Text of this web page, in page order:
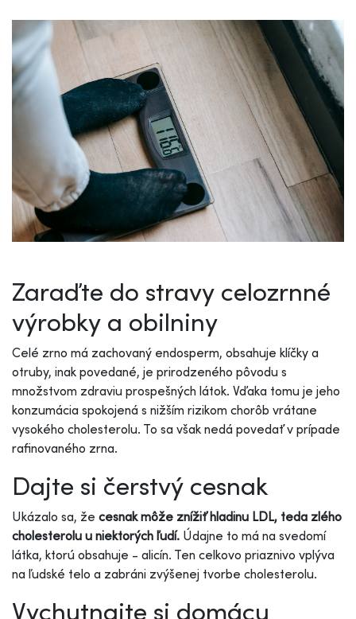
Zaraďte do stravy celozrnné
výrobky a obilniny
Celé zrno má zachovaný endosperm, obsahuje klíčky a
otruby, inak povedané, je prirodzeného pôvodu s
množstvom zdraviu prospešných látok. Vďaka tomu je jeho
konzumácia spokojená s nižším rizikom chorôb vrátane
vysokého cholesterolu. To sa však nedá povedať v prípade
rafinovaného zrna.
Dajte si čerstvý cesnak
Ukázalo sa, že cesnak môže znížiť hladinu LDL, teda zlého
cholesterolu u niektorých ľudí. Údajne to má na svedomí
látka, ktorú obsahuje - alicín. Ten celkovo priaznivo vplýva
na ľudské telo a zabráni zvýšenej tvorbe cholesterolu.
Vychutnajte si domácu